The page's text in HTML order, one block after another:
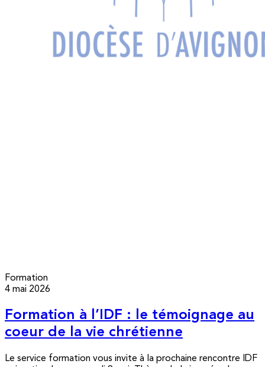
Formation
4 mai 2026
Formation à l’IDF : le témoignage au
coeur de la vie chrétienne
Le service formation vous invite à la prochaine rencontre IDF